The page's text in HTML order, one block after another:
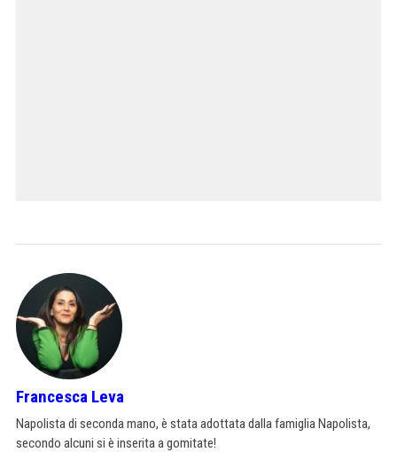
Francesca Leva
Napolista di seconda mano, è stata adottata dalla famiglia Napolista,
secondo alcuni si è inserita a gomitate!